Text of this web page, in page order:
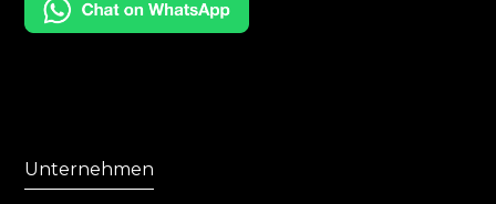
Unternehmen